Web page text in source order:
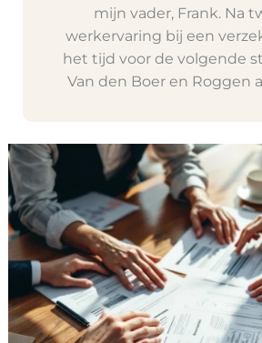
mijn vader, Frank. Na
werkervaring bij een
het tijd voor de volgende
Van den Boer en Roggen